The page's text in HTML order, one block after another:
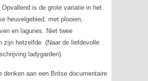
is de grote variatie in het
heuvelgebied, met plooien,
en lagunes. Niet twee
zijn hetzelfde (Naar de liefdevolle
ladygarden).
denken aan een Britse documentaire